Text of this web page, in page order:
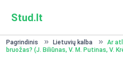
Stud.lt
Pagrindinis Lietuvių kalba
Ar
bruožas? (J. Biliūnas, V. M. Putinas, V.